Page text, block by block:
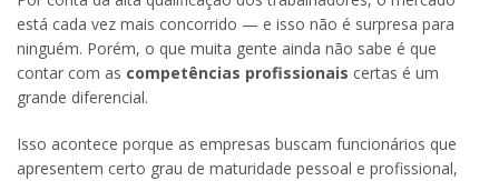
está cada vez mais concorrido — e isso não é surpresa para
ninguém. Porém, o que muita gente ainda não sabe é que
contar com as competências profissionais certas é um
grande diferencial.
Isso acontece porque as empresas buscam funcionários que
apresentem certo grau de maturidade pessoal e profissional,